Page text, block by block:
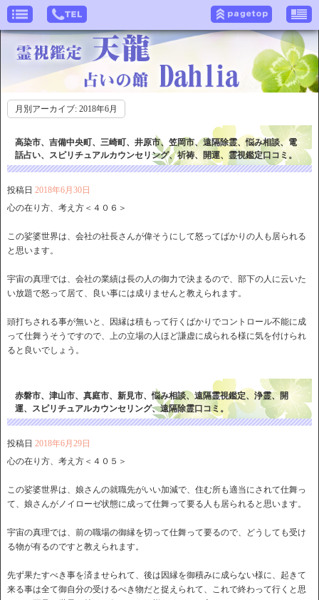
月別アーカイブ: 2018年6月
高染市、吉備中央町、三崎町、井原市、笠岡市、遠隔除霊、悩み相談、電
話占い、スピリチュアルカウンセリング、祈祷、開運、霊視鑑定口コミ。
投稿日 2018年6月30日
心の在り方、考え方＜４０６＞
この娑婆世界は、会社の社長さんが偉そうにして怒ってばかりの人も居られる
と思います。
宇宙の真理では、会社の業績は長の人の御力で決まるので、部下の人に云いた
い放題で怒って居て、良い事には成りませんと教えられます。
頭打ちされる事が無いと、因縁は積もって行くばかりでコントロール不能に成
って仕舞うそうですので、上の立場の人ほど謙虚に成られる様に気を付けられ
ると良いでしょう。
赤磐市、津山市、真庭市、新見市、悩み相談、遠隔霊視鑑定、浄霊、開
運、スピリチュアルカウンセリング、遠隔除霊口コミ。
投稿日 2018年6月29日
心の在り方、考え方＜４０５＞
この娑婆世界は、娘さんの就職先がいい加減で、住む所も適当にされて仕舞っ
て、娘さんがノイローゼ状態に成って仕舞って要る人も居られると思います。
宇宙の真理では、前の職場の御縁を切って仕舞って要るので、どうしても受け
る物が有るのですと教えられます。
先ず果たすべき事を済ませられて、後は因縁を御積みに成らない様に、起きて
来る事は全て御自分の受けるべき物だと捉えられて、これで終わって行くと思